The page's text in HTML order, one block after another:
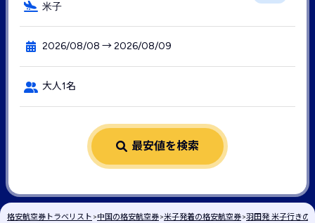
米子
2026/08/08 → 2026/08/09
大人1名
最安値を検索
格安航空券トラベリスト >中国の格安航空券>米子発着の格安航空券>羽田発 米子行きの